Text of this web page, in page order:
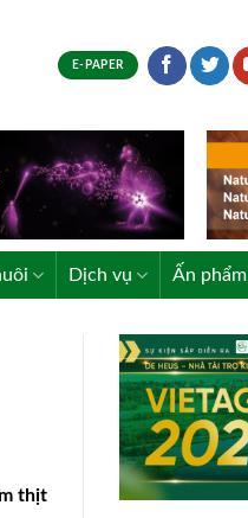
E-PAPER
Dịch vụ Ấn phẩm
thịt